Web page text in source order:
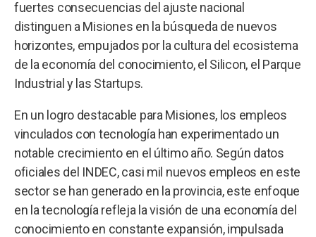
fuertes consecuencias del ajuste nacional
distinguen a Misiones en la búsqueda de nuevos
horizontes, empujados por la cultura del ecosistema
de la economía del conocimiento, el Silicon, el Parque
Industrial y las Startups.
En un logro destacable para Misiones, los empleos
vinculados con tecnología han experimentado un
notable crecimiento en el último año. Según datos
oficiales del INDEC, casi mil nuevos empleos en este
sector se han generado en la provincia, este enfoque
en la tecnología refleja la visión de una economía del
conocimiento en constante expansión, impulsada